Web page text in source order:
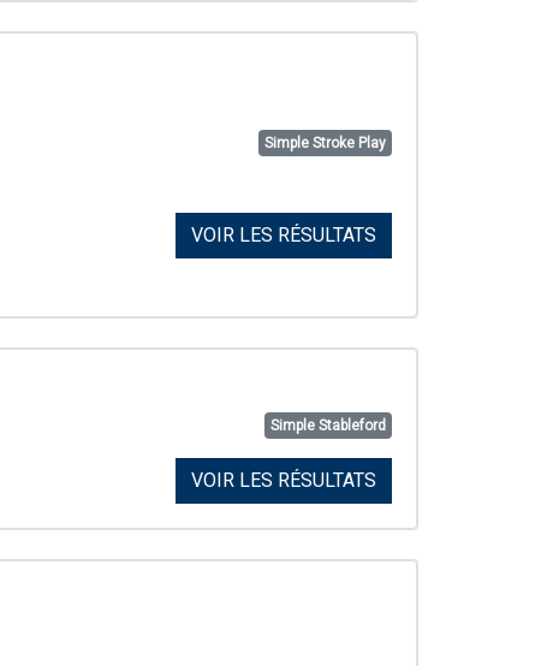
Simple Stroke Play
VOIR LES RÉSULTATS
Simple Stableford
VOIR LES RÉSULTATS